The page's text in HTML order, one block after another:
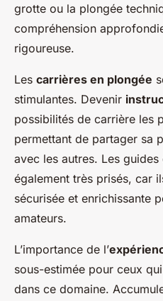
grotte ou la plongée
compréhension
rigoureuse.
Les carrières en plongée
stimulantes. Devenir
possibilités de carrière les
permettant de partager sa
avec les autres. Les
également très prisés, car
sécurisée et enrichissante
amateurs.
L’importance de l’
sous-estimée pour ceux
dans ce domaine.